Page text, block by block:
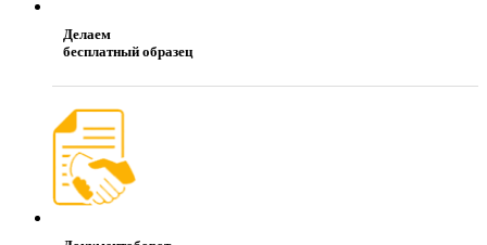
Делаем
бесплатный образец